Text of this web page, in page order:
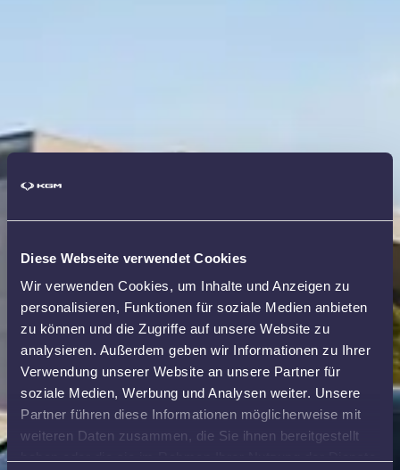
Diese Webseite verwendet Cookies
Wir verwenden Cookies, um Inhalte und Anzeigen zu
personalisieren, Funktionen für soziale Medien anbieten
zu können und die Zugriffe auf unsere Website zu
analysieren. Außerdem geben wir Informationen zu Ihrer
Verwendung unserer Website an unsere Partner für
soziale Medien, Werbung und Analysen weiter. Unsere
Partner führen diese Informationen möglicherweise mit
weiteren Daten zusammen, die Sie ihnen bereitgestellt